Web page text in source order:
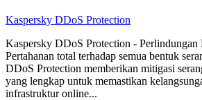
Kaspersky DDoS Protection
Kaspersky DDoS Protection -
Pertahanan total terhadap semua bentuk
DDoS Protection memberikan mitigasi
yang lengkap untuk memastikan
infrastruktur online...